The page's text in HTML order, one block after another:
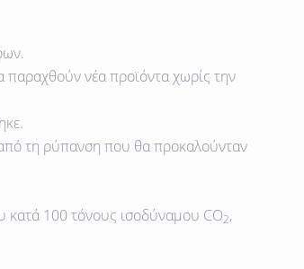
.
παραχθούν νέα προϊόντα χωρίς την
τη ρύπανση που θα προκαλούνταν
κατά 100 τόνους ισοδύναμου CO2,